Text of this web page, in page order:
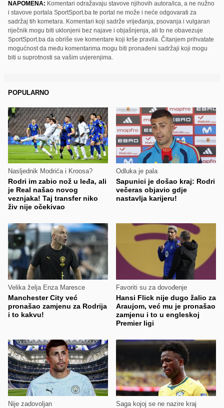
NAPOMENA: Komentari odražavaju stavove njihovih autora/ica, a ne nužno
i stavove portala SportSport.ba te portal ne može i neće odgovarati za
sadržaj tih kometara. Komentari koji sadrže vrijeđanja, psovanja i vulgaran
riječnik mogu biti uklonjeni bez najave i objašnjenja, ali to ne obavezuje
SportSport.ba da obriše sve komentare koji krše pravila. Čitanjem prihvatate
mogućnost da među komentarima mogu biti pronađeni sadržaji koji mogu
biti u suprotnosti sa vašim uvjerenjima.
POPULARNO
Nasljednik Modrića i Kroosa?
Rodri im zabio nož u leđa, ali
je Real našao novog
veznjaka! Taj transfer niko
živ nije očekivao
Odluka je pala
Sapunici je došao kraj: Rodri
večeras objavio gdje
nastavlja karijeru!
Velika želja Enza Maresce
Manchester City već
pronašao zamjenu za Rodrija
i to kakvu!
Favoriti su za dovođenje
Hansi Flick nije dugo žalio za
Araujom, već mu je pronašao
zamjenu i to u engleskoj
Premier ligi
Nije zadovoljan Saga kojoj se ne nazire kraj